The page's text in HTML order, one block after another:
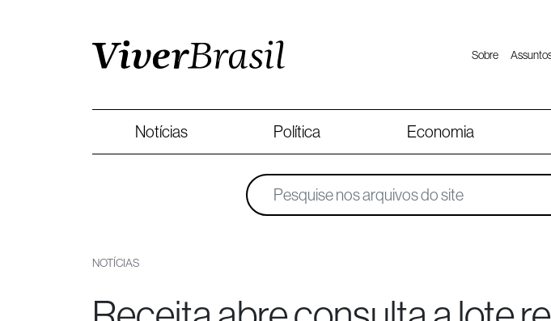
Sobre
Notícias Política Economia
NOTÍCIAS